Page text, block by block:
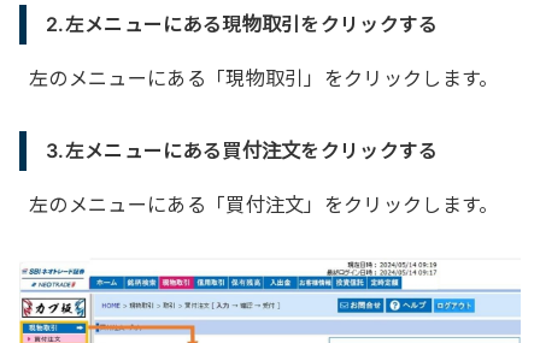
2.左メニューにある現物取引をクリックする
左のメニューにある「現物取引」をクリックします。
3.左メニューにある買付注文をクリックする
左のメニューにある「買付注文」をクリックします。